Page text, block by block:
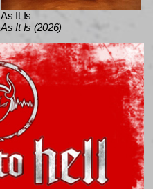
As It Is
As It Is (2026)